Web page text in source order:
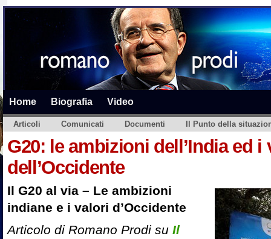
Home Biografia Video
Articoli Comunicati Documenti Il Punto della
G20: le ambizioni dell’India ed i
dell’Occidente
Il G20 al via – Le ambizioni
indiane e i valori d’Occidente
Articolo di Romano Prodi su Il